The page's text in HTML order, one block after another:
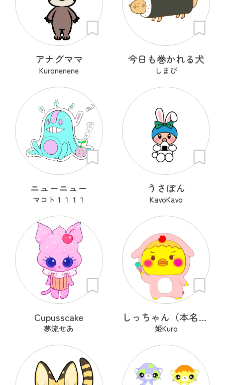
アナグママ
Kuronenene
今日も巻かれる犬
しまぴ
ニューニュー
マコト１１１１
うさぽん
KayoKayo
Cupusscake
夢流せあ
しっちゃん（本名：七味）
姫Kuro